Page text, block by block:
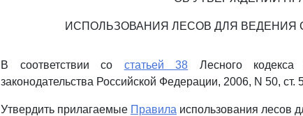
ИСПОЛЬЗОВАНИЯ ЛЕСОВ ДЛЯ ВЕДЕНИЯ
В соответствии со статьей 38 Лесного кодекса
законодательства Российской Федерации, 2006, N 50, ст.
Утвердить прилагаемые Правила использования лесов